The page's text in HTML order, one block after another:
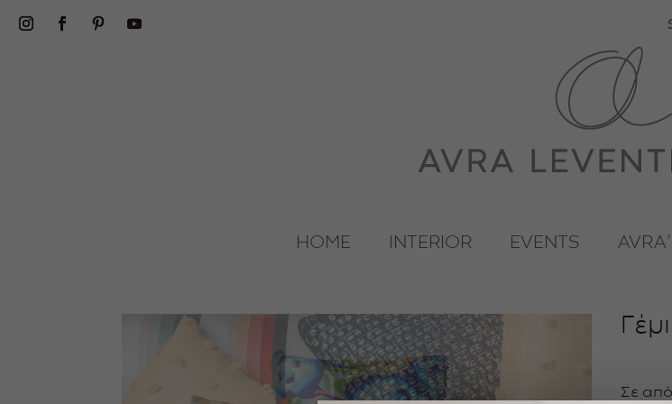
HOME INTERIOR EVENTS
Σε